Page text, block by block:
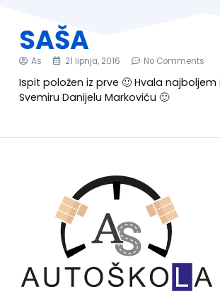
SAŠA
As 21 lipnja, 2016 No Comments
Ispit položen iz prve 🙂 Hvala
Svemiru Danijelu Markoviću 🙂